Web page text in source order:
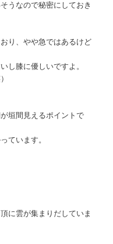
うなので秘密にしておき
り、やや急ではあるけど
し膝に優しいですよ。
垣間見えるポイントで
ています。
に雲が集まりだしていま